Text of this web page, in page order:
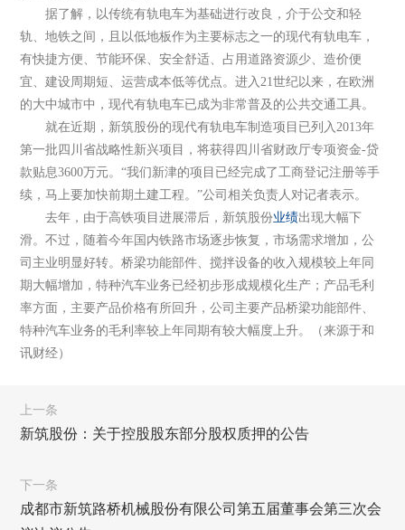
据了解，以传统有轨电车为基础进行改良，介于公交和轻
轨、地铁之间，且以低地板作为主要标志之一的现代有轨电车，
有快捷方便、节能环保、安全舒适、占用道路资源少、造价便
宜、建设周期短、运营成本低等优点。进入21世纪以来，在欧洲
的大中城市中，现代有轨电车已成为非常普及的公共交通工具。
就在近期，新筑股份的现代有轨电车制造项目已列入2013年
第一批四川省战略性新兴项目，将获得四川省财政厅专项资金-贷
款贴息3600万元。“我们新津的项目已经完成了工商登记注册等手
续，马上要加快前期土建工程。”公司相关负责人对记者表示。
去年，由于高铁项目进展滞后，新筑股份业绩出现大幅下
滑。不过，随着今年国内铁路市场逐步恢复，市场需求增加，公
司主业明显好转。桥梁功能部件、搅拌设备的收入规模较上年同
期大幅增加，特种汽车业务已经初步形成规模化生产；产品毛利
率方面，主要产品价格有所回升，公司主要产品桥梁功能部件、
特种汽车业务的毛利率较上年同期有较大幅度上升。（来源于和
讯财经）
上一条
新筑股份：关于控股股东部分股权质押的公告
下一条
成都市新筑路桥机械股份有限公司第五届董事会第三次会